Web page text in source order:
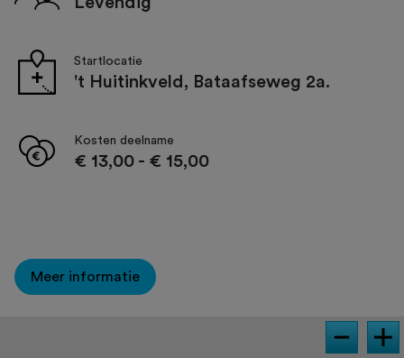
Startlocatie
't Huitinkveld, Bataafseweg 2a.
Kosten deelname
€ 13,00 - € 15,00
Meer informatie